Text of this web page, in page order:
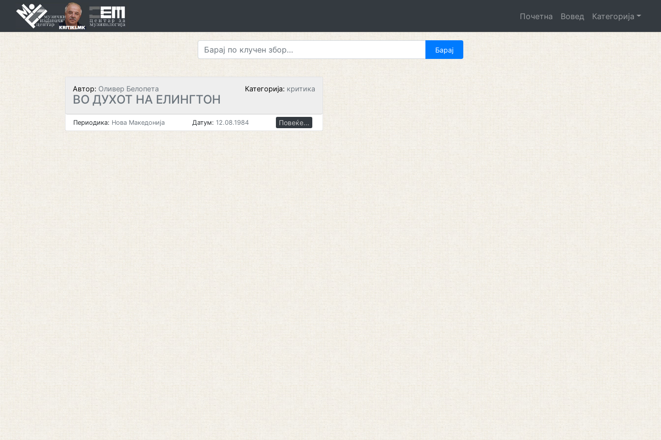
Почетна Вовед Категорија
Автор: Оливер Белопета Категорија: критика
ВО ДУХОТ НА ЕЛИНГТОН
Периодика: Нова Македонија Датум: 12.08.1984 Повеќе...